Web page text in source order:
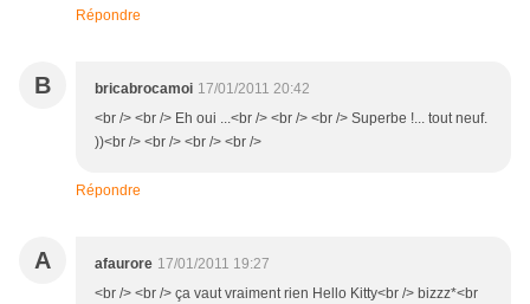
Répondre
B bricabrocamoi 17/01/2011 20:42
<br /> <br /> Eh oui ...<br /> <br /> <br /> Superbe !... tout neuf.
))<br /> <br /> <br /> <br />
Répondre
A afaurore 17/01/2011 19:27
<br /> <br /> ça vaut vraiment rien Hello Kitty<br /> bizzz*<br